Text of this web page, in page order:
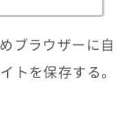
ブラウザーに自
トを保存する。